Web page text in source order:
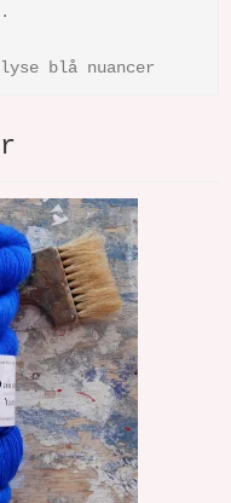
blå nuancer